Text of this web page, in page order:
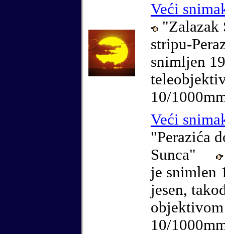
Veći
"Zalazak
stripu-
snimljen
10/
Veći
"Perazića
Sunca"
je snimlen
jesen,
10/